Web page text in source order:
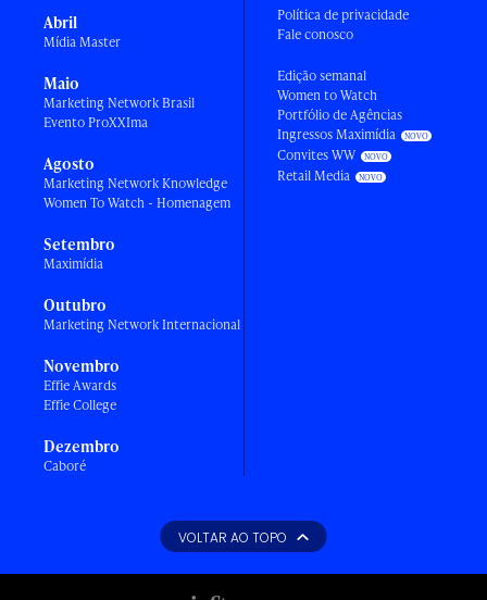
Abril
Mídia Master
Maio
Marketing Network Brasil
Evento ProXXIma
Agosto
Marketing Network Knowledge
Women To Watch - Homenagem
Setembro
Maximídia
Outubro
Marketing Network Internacional
Novembro
Effie Awards
Effie College
Dezembro
Caboré
Política de privacidade
Fale conosco
Edição semanal
Women to Watch
Portfólio de Agências
Ingressos Maximídia
Convites WW
Retail Media
VOLTAR AO TOPO